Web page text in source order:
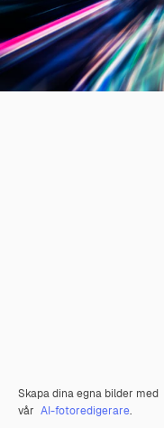
Skapa dina egna bilder med
vår AI-fotoredigerare.